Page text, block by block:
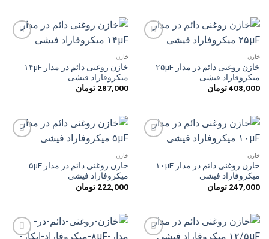
علاقه
مندی
خازن
خازن روغنی دائم در مدار ۲۵µF
میکروفاراد فیشی
408,000 تومان
علاقه
مندی
خازن
خازن روغنی دائم در مدار ۱۴µF
میکروفاراد فیشی
287,000 تومان
علاقه
مندی
خازن
خازن روغنی دائم در مدار ۱۰µF
میکروفاراد فیشی
247,000 تومان
علاقه
مندی
خازن
خازن روغنی دائم در مدار ۵µF
میکروفاراد فیشی
222,000 تومان